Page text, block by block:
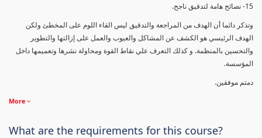
15- نصائح هامة لتدقيق ناجح.
وتذكر دائما أن الهدف من المراجعة والتدقيق ليس القاء اللوم على المخطئ ولكن
الهدف الرئيسي هو الكشف عن المشاكل والعيوب والعمل على إزالتها والتطوير
والتحسين بالمنظمة. و كذلك التعرف علي نقاط القوة ومحاولة نشرها وتعميمها داخل
المؤسسة.
دمتم موفقين.
More
What are the requirements for this course?